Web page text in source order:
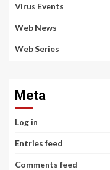
Virus Events
Web News
Web Series
Meta
Log in
Entries feed
Comments feed